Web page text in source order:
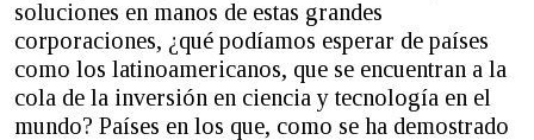
soluciones en manos de estas grandes
corporaciones, ¿qué podíamos esperar de países
como los latinoamericanos, que se encuentran a la
cola de la inversión en ciencia y tecnología en el
mundo? Países en los que, como se ha demostrado